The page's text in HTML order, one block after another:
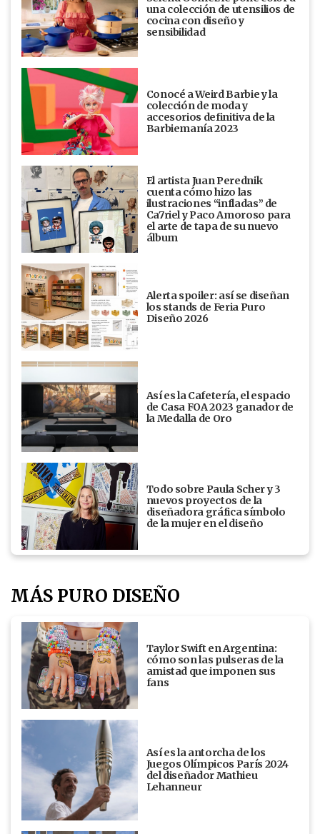
una colección de utensilios de
cocina con diseño y
sensibilidad
Conocé a Weird Barbie y la
colección de moda y
accesorios definitiva de la
Barbiemanía 2023
El artista Juan Perednik
cuenta cómo hizo las
ilustraciones “infladas” de
Ca7riel y Paco Amoroso para
el arte de tapa de su nuevo
álbum
Alerta spoiler: así se diseñan
los stands de Feria Puro
Diseño 2026
Así es la Cafetería, el espacio
de Casa FOA 2023 ganador de
la Medalla de Oro
Todo sobre Paula Scher y 3
nuevos proyectos de la
diseñadora gráfica símbolo
de la mujer en el diseño
MÁS PURO DISEÑO
Taylor Swift en Argentina:
cómo son las pulseras de la
amistad que imponen sus
fans
Así es la antorcha de los
Juegos Olímpicos París 2024
del diseñador Mathieu
Lehanneur